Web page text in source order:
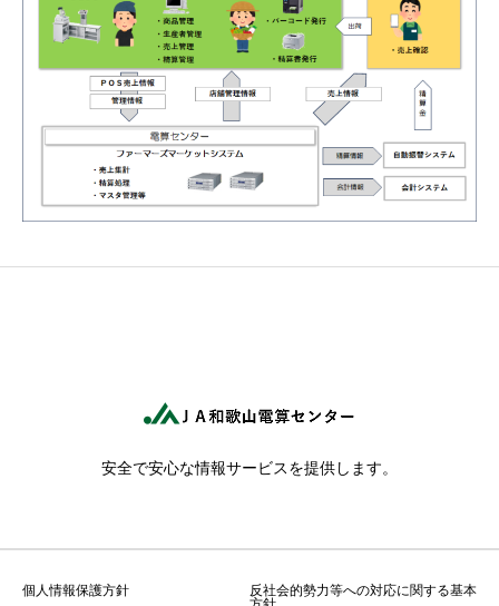
安全で安心な情報サービスを提供します。
個人情報保護方針 反社会的勢力等への対応に関する基本